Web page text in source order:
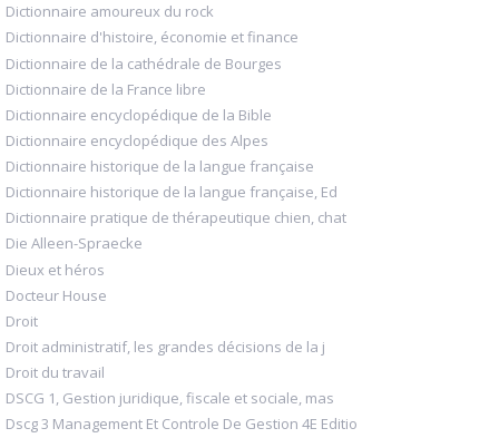
Dictionnaire amoureux du rock
Dictionnaire d'histoire, économie et finance
Dictionnaire de la cathédrale de Bourges
Dictionnaire de la France libre
Dictionnaire encyclopédique de la Bible
Dictionnaire encyclopédique des Alpes
Dictionnaire historique de la langue française
Dictionnaire historique de la langue française, Ed
Dictionnaire pratique de thérapeutique chien, chat
Die Alleen-Spraecke
Dieux et héros
Docteur House
Droit
Droit administratif, les grandes décisions de la j
Droit du travail
DSCG 1, Gestion juridique, fiscale et sociale, mas
Dscg 3 Management Et Controle De Gestion 4E Editio